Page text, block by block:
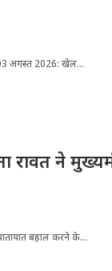
03 अगस्त 2026: खेल...
रावत ने
बहाल करने के...